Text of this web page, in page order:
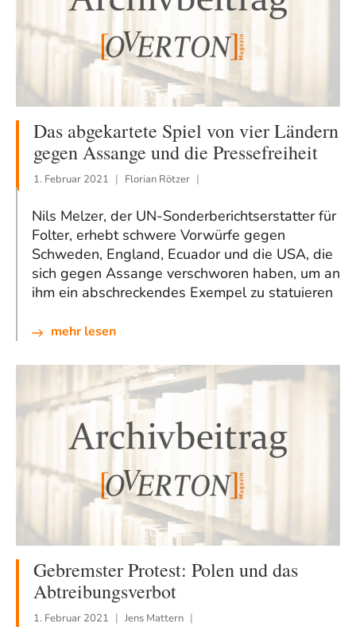
Das abgekartete Spiel von vier Ländern
gegen Assange und die Pressefreiheit
1. Februar 2021 Florian Rötzer
Nils Melzer, der UN-Sonderberichtserstatter für
Folter, erhebt schwere Vorwürfe gegen
Schweden, England, Ecuador und die USA, die
sich gegen Assange verschworen haben, um an
ihm ein abschreckendes Exempel zu statuieren
mehr lesen
Gebremster Protest: Polen und das
Abtreibungsverbot
1. Februar 2021 Jens Mattern